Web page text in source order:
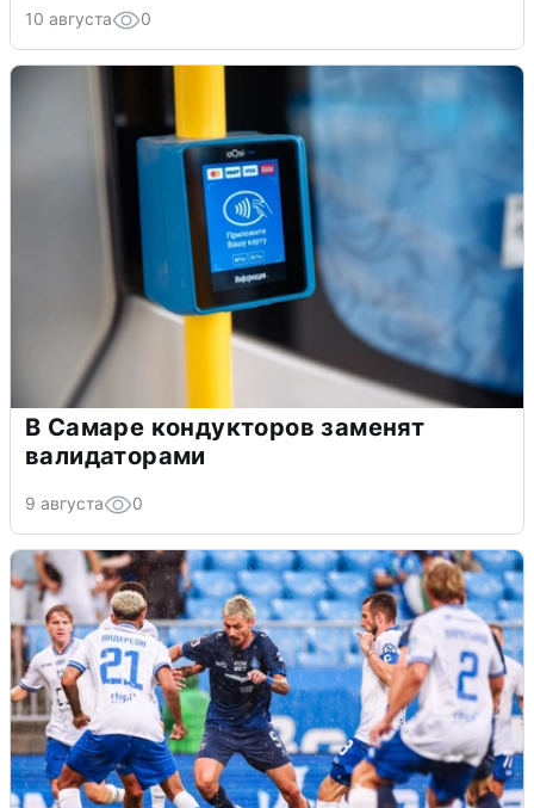
10 августа 0
В Самаре кондукторов заменят
валидаторами
9 августа 0